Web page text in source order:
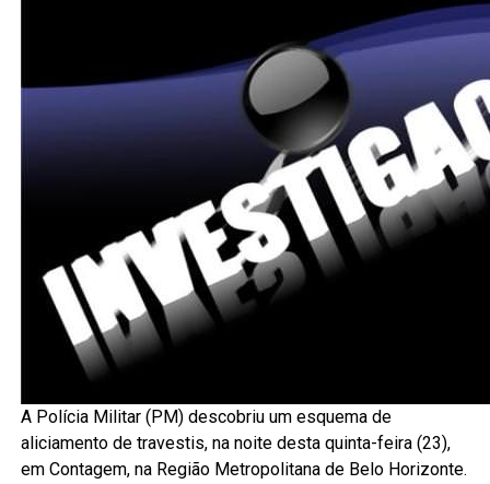
A Polícia Militar (PM) descobriu um esquema de
aliciamento de travestis, na noite desta quinta-feira (23),
em Contagem, na Região Metropolitana de Belo Horizonte.